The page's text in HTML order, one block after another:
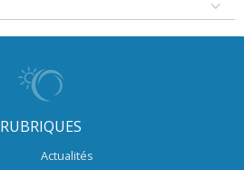
RUBRIQUES
Actualités